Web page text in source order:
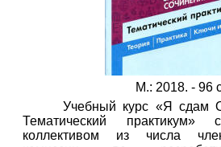
М.: 2018. - 96
Учебный курс «Я сдам
Тематический практикум»
коллективом из числа